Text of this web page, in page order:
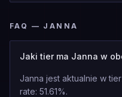
FAQ — JANNA
Jaki tier ma Janna w
Janna jest aktualnie w
rate: 51.61%.